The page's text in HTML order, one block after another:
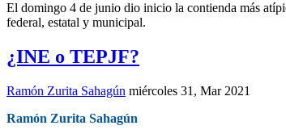
El domingo 4 de junio dio inicio la contienda más
federal, estatal y municipal.
¿INE o TEPJF?
Ramón Zurita Sahagún miércoles 31, Mar 2021
Ramón Zurita Sahagún